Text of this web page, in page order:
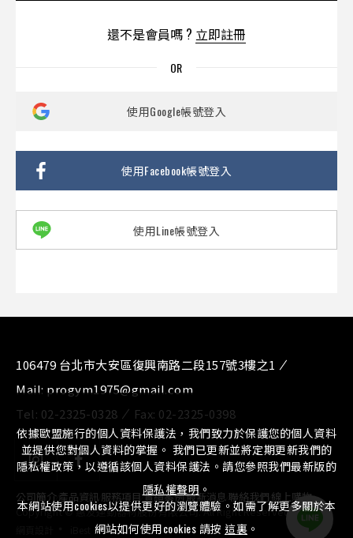
還不是會員嗎 ? 立即註冊
使用Google帳號登入
使用Facebook帳號登入
使用Line帳號登入
106479 台北市大安區復興南路二段157號3樓之1
Mail: progym1975@gmail.com
Tel: 02-2325-0328 Fax: 02-2325-0398
公司簡介產品資訊 服務項目⁄實績案例⁄最新消息 聯絡我們 線上購物
Copyright © 惠友運動器材股份有限公司. All Right Reserved.
依據歐盟施行的個人資料保護法，我們致力於保護您的個人資料
並提供您對個人資料的掌握。 我們已更新並將定期更新我們的
隱私權政策，以遵循該個人資料保護法。請您參照我們最新版的
隱私權聲明 。
本網站使用cookies以提供更好的瀏覽體驗。如需了解更多關於本
網站如何使用cookies 請按 這裏 。